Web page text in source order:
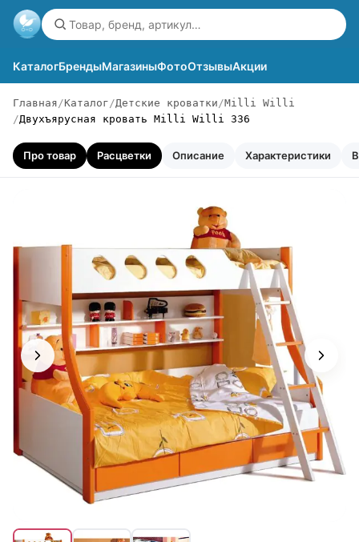
КаталогБрендыМагазиныФотоОтзывыАкции
Главная Каталог Детские кроватки Milli Willi
Двухъярусная кровать Milli Willi 336
Про товар Расцветки Описание Характеристики